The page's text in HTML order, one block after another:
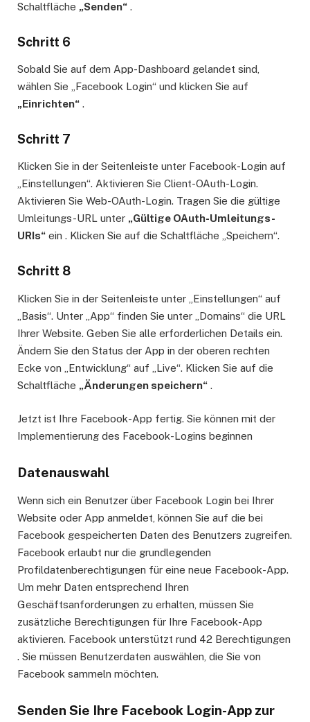
Schaltfläche „Senden“ .
Schritt 6
Sobald Sie auf dem App-Dashboard gelandet sind,
wählen Sie „Facebook Login“ und klicken Sie auf
„Einrichten“ .
Schritt 7
Klicken Sie in der Seitenleiste unter Facebook-Login auf
„Einstellungen“. Aktivieren Sie Client-OAuth-Login.
Aktivieren Sie Web-OAuth-Login. Tragen Sie die gültige
Umleitungs-URL unter „Gültige OAuth-Umleitungs-
URIs“ ein . Klicken Sie auf die Schaltfläche „Speichern“.
Schritt 8
Klicken Sie in der Seitenleiste unter „Einstellungen“ auf
„Basis“. Unter „App“ finden Sie unter „Domains“ die URL
Ihrer Website. Geben Sie alle erforderlichen Details ein.
Ändern Sie den Status der App in der oberen rechten
Ecke von „Entwicklung“ auf „Live“. Klicken Sie auf die
Schaltfläche „Änderungen speichern“ .
Jetzt ist Ihre Facebook-App fertig. Sie können mit der
Implementierung des Facebook-Logins beginnen
Datenauswahl
Wenn sich ein Benutzer über Facebook Login bei Ihrer
Website oder App anmeldet, können Sie auf die bei
Facebook gespeicherten Daten des Benutzers zugreifen.
Facebook erlaubt nur die grundlegenden
Profildatenberechtigungen für eine neue Facebook-App.
Um mehr Daten entsprechend Ihren
Geschäftsanforderungen zu erhalten, müssen Sie
zusätzliche Berechtigungen für Ihre Facebook-App
aktivieren. Facebook unterstützt rund 42 Berechtigungen
. Sie müssen Benutzerdaten auswählen, die Sie von
Facebook sammeln möchten.
Senden Sie Ihre Facebook Login-App zur